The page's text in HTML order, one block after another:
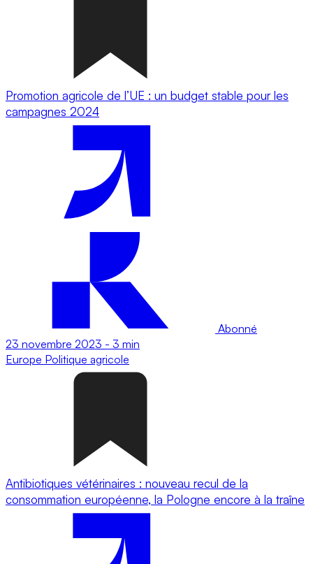
Promotion agricole de l’UE : un budget stable pour les
campagnes 2024
Abonné
23 novembre 2023 - 3 min
Europe Politique agricole
Antibiotiques vétérinaires : nouveau recul de la
consommation européenne, la Pologne encore à la traîne